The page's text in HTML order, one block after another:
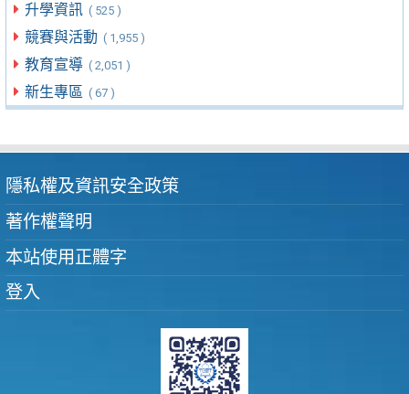
升學資訊 ( 525 )
競賽與活動 ( 1,955 )
教育宣導 ( 2,051 )
新生專區 ( 67 )
隱私權及資訊安全政策
著作權聲明
本站使用正體字
登入